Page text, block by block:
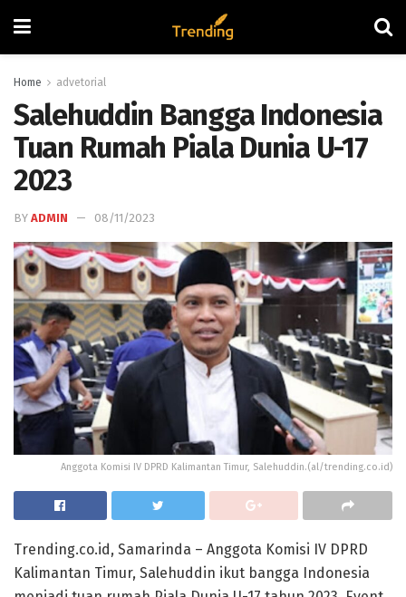
Home advetorial
Salehuddin Bangga Indonesia
Tuan Rumah Piala Dunia U-17
2023
BY ADMIN 08/11/2023
Anggota Komisi IV DPRD Kalimantan Timur, Salehuddin.(al/trending.co.id)
Trending.co.id, Samarinda – Anggota Komisi IV DPRD
Kalimantan Timur, Salehuddin ikut bangga Indonesia